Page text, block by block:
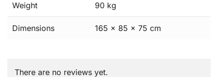
Weight 90 kg
Dimensions 165 × 85 × 75 cm
There are no reviews yet.